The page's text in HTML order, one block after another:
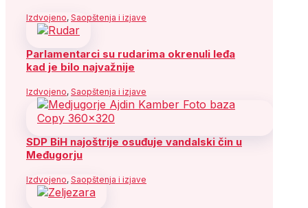
Izdvojeno, Saopštenja i izjave
Parlamentarci su rudarima okrenuli leđa
kad je bilo najvažnije
Izdvojeno, Saopštenja i izjave
SDP BiH najoštrije osuđuje vandalski čin u
Međugorju
Izdvojeno, Saopštenja i izjave